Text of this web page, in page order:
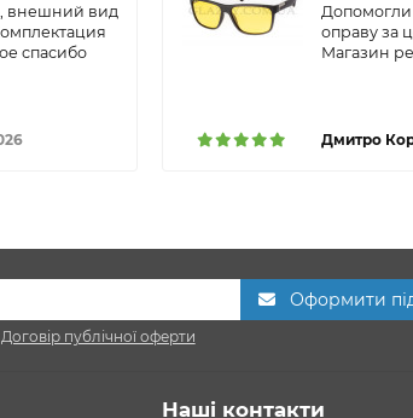
внешний вид
спасибо
Допомогли
оправу за
Магазин
Дмитро
Оформити
Договір публічної оферти
Наші контакти